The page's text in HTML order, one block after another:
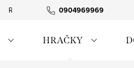
0904969969
Rýchla expedícia Tovar skladom
HRAČKY